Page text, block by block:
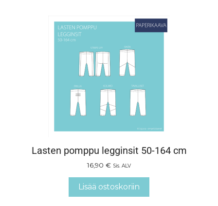
Lasten pomppu legginsit 50-164 cm
16,90 € Sis. ALV
Lisää ostoskoriin